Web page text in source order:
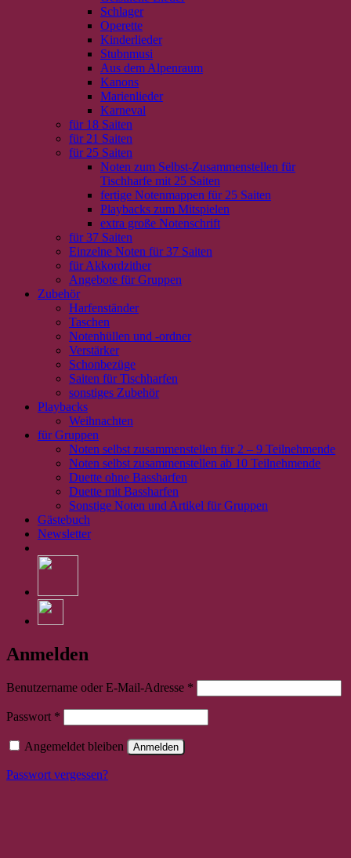
Schlager
Operette
Kinderlieder
Stubnmusi
Aus dem Alpenraum
Kanons
Marienlieder
Karneval
für 18 Saiten
für 21 Saiten
für 25 Saiten
Noten zum Selbst-Zusammenstellen für
Tischharfe mit 25 Saiten
fertige Notenmappen für 25 Saiten
Playbacks zum Mitspielen
extra große Notenschrift
für 37 Saiten
Einzelne Noten für 37 Saiten
für Akkordzither
Angebote für Gruppen
Zubehör
Harfenständer
Taschen
Notenhüllen und -ordner
Verstärker
Schonbezüge
Saiten für Tischharfen
sonstiges Zubehör
Playbacks
Weihnachten
für Gruppen
Noten selbst zusammenstellen für 2 – 9 Teilnehmende
Noten selbst zusammenstellen ab 10 Teilnehmende
Duette ohne Bassharfen
Duette mit Bassharfen
Sonstige Noten und Artikel für Gruppen
Gästebuch
Newsletter
Anmelden
Benutzername oder E-Mail-Adresse *
Passwort *
Angemeldet bleiben Anmelden
Passwort vergessen?